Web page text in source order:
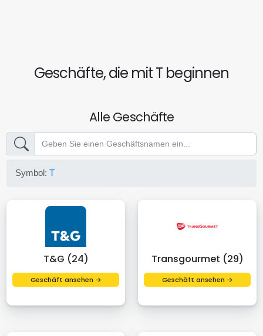
Geschäfte, die mit T beginnen
Alle Geschäfte
Symbol:T
T&G (24)
Geschäft ansehen →
Transgourmet (29)
Geschäft ansehen →